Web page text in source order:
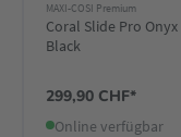
MAXI-COSI Premium
Coral Slide Pro Onyx
Black
299,90 CHF*
Online verfügbar